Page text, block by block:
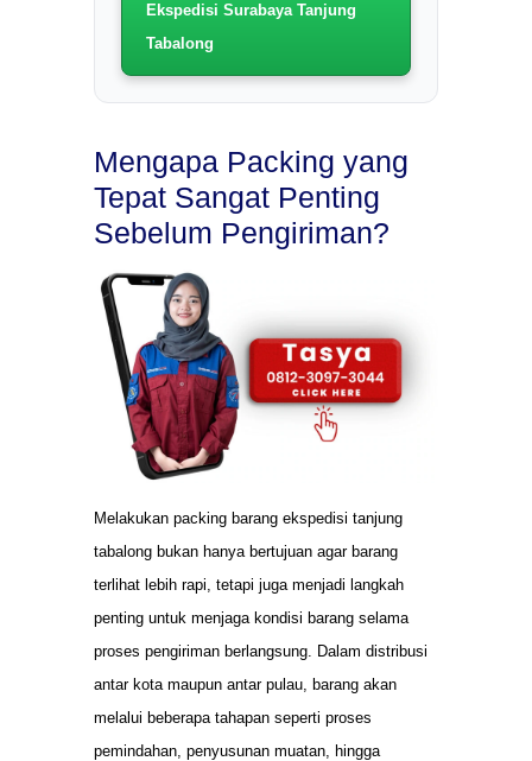
Ekspedisi Surabaya Tanjung
Tabalong
Mengapa Packing yang
Tepat Sangat Penting
Sebelum Pengiriman?
Melakukan packing barang ekspedisi tanjung
tabalong bukan hanya bertujuan agar barang
terlihat lebih rapi, tetapi juga menjadi langkah
penting untuk menjaga kondisi barang selama
proses pengiriman berlangsung. Dalam distribusi
antar kota maupun antar pulau, barang akan
melalui beberapa tahapan seperti proses
pemindahan, penyusunan muatan, hingga